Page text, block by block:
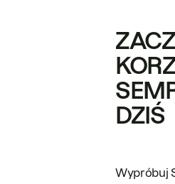
DZIŚ
Wypróbuj